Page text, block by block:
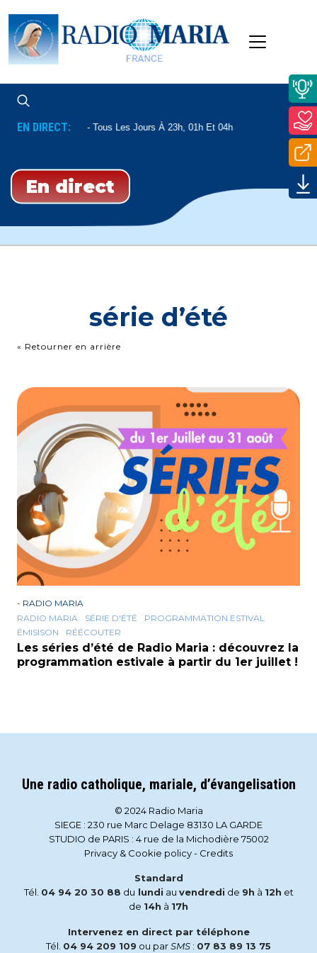
EN DIRECT:
Enseignement Tous Les Jours À 23h, 01h Et 04h
En direct
série d’été
« Retourner en arrière
- RADIO MARIA
RADIO MARIA
SÉRIE D'ÉTÉ
PROGRAMMATION ESTIVAL
ÉMISISON
RÉÉCOUTER
Les séries d’été de Radio Maria : découvrez la
programmation estivale à partir du 1er juillet !
Une radio catholique, mariale, d’évangelisation
© 2024 Radio Maria
SIEGE : 230 rue Marc Delage 83130 LA GARDE
STUDIO de PARIS : 4 rue de la Michodière 75002
Privacy & Cookie policy- Credits
Standard
Tél. 04 94 20 30 88 du lundi au vendredi de 9h à 12h et
de 14h à 17h
Intervenez en direct par téléphone
Tél. 04 94 209 109 ou parSMS : 07 83 89 13 75